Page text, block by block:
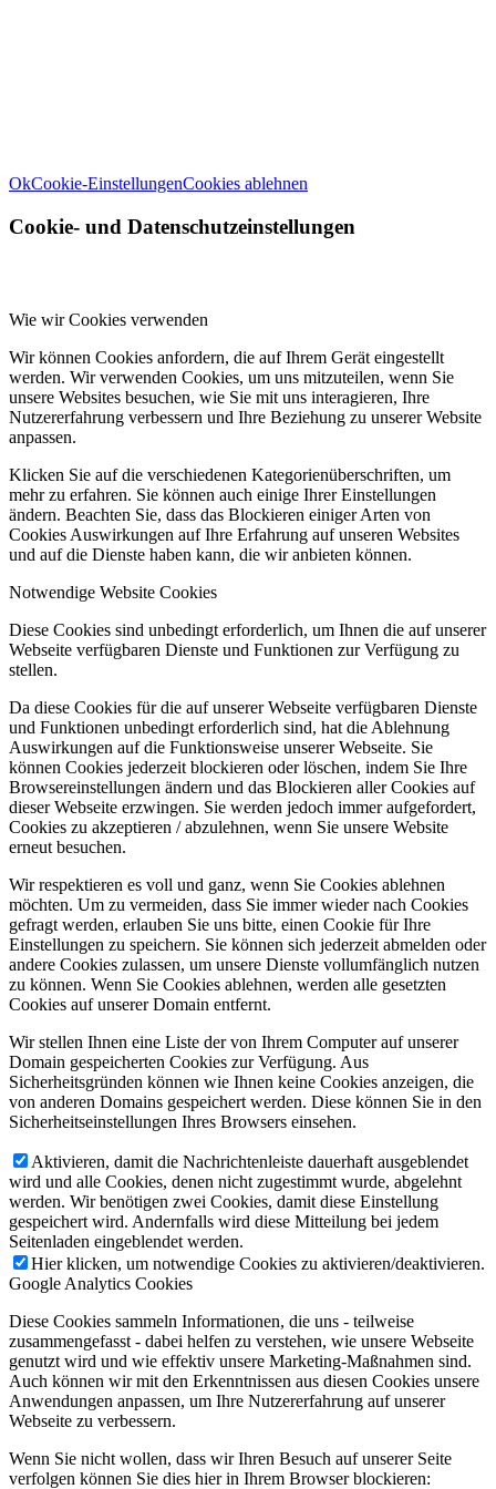
OkCookie-EinstellungenCookies ablehnen
Cookie- und Datenschutzeinstellungen
Wie wir Cookies verwenden
Wir können Cookies anfordern, die auf Ihrem Gerät eingestellt
werden. Wir verwenden Cookies, um uns mitzuteilen, wenn Sie
unsere Websites besuchen, wie Sie mit uns interagieren, Ihre
Nutzererfahrung verbessern und Ihre Beziehung zu unserer Website
anpassen.
Klicken Sie auf die verschiedenen Kategorienüberschriften, um
mehr zu erfahren. Sie können auch einige Ihrer Einstellungen
ändern. Beachten Sie, dass das Blockieren einiger Arten von
Cookies Auswirkungen auf Ihre Erfahrung auf unseren Websites
und auf die Dienste haben kann, die wir anbieten können.
Notwendige Website Cookies
Diese Cookies sind unbedingt erforderlich, um Ihnen die auf unserer
Webseite verfügbaren Dienste und Funktionen zur Verfügung zu
stellen.
Da diese Cookies für die auf unserer Webseite verfügbaren Dienste
und Funktionen unbedingt erforderlich sind, hat die Ablehnung
Auswirkungen auf die Funktionsweise unserer Webseite. Sie
können Cookies jederzeit blockieren oder löschen, indem Sie Ihre
Browsereinstellungen ändern und das Blockieren aller Cookies auf
dieser Webseite erzwingen. Sie werden jedoch immer aufgefordert,
Cookies zu akzeptieren / abzulehnen, wenn Sie unsere Website
erneut besuchen.
Wir respektieren es voll und ganz, wenn Sie Cookies ablehnen
möchten. Um zu vermeiden, dass Sie immer wieder nach Cookies
gefragt werden, erlauben Sie uns bitte, einen Cookie für Ihre
Einstellungen zu speichern. Sie können sich jederzeit abmelden oder
andere Cookies zulassen, um unsere Dienste vollumfänglich nutzen
zu können. Wenn Sie Cookies ablehnen, werden alle gesetzten
Cookies auf unserer Domain entfernt.
Wir stellen Ihnen eine Liste der von Ihrem Computer auf unserer
Domain gespeicherten Cookies zur Verfügung. Aus
Sicherheitsgründen können wie Ihnen keine Cookies anzeigen, die
von anderen Domains gespeichert werden. Diese können Sie in den
Sicherheitseinstellungen Ihres Browsers einsehen.
Aktivieren, damit die Nachrichtenleiste dauerhaft ausgeblendet
wird und alle Cookies, denen nicht zugestimmt wurde, abgelehnt
werden. Wir benötigen zwei Cookies, damit diese Einstellung
gespeichert wird. Andernfalls wird diese Mitteilung bei jedem
Seitenladen eingeblendet werden.
Hier klicken, um notwendige Cookies zu aktivieren/deaktivieren.
Google Analytics Cookies
Diese Cookies sammeln Informationen, die uns - teilweise
zusammengefasst - dabei helfen zu verstehen, wie unsere Webseite
genutzt wird und wie effektiv unsere Marketing-Maßnahmen sind.
Auch können wir mit den Erkenntnissen aus diesen Cookies unsere
Anwendungen anpassen, um Ihre Nutzererfahrung auf unserer
Webseite zu verbessern.
Wenn Sie nicht wollen, dass wir Ihren Besuch auf unserer Seite
verfolgen können Sie dies hier in Ihrem Browser blockieren: